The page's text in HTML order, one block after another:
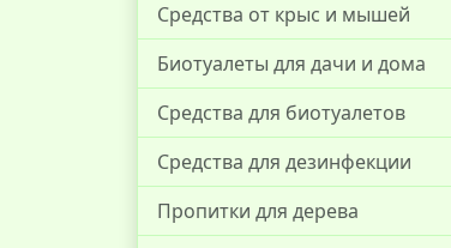
Средства от крыс и мышей
Биотуалеты для дачи и дома
Средства для биотуалетов
Средства для дезинфекции
Пропитки для дерева